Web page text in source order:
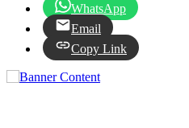
WhatsApp
Email
Copy Link